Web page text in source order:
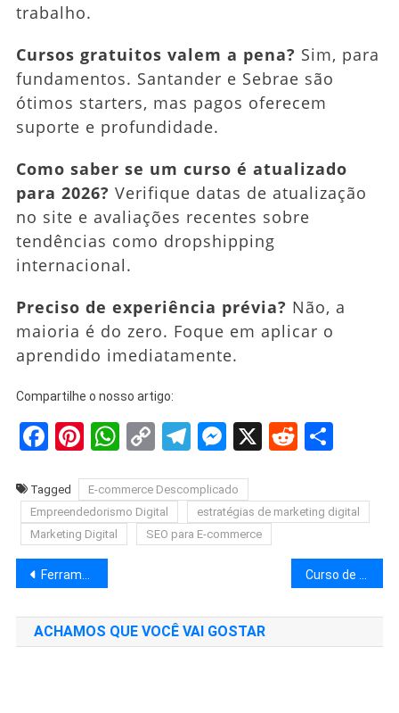
trabalho.
Cursos gratuitos valem a pena? Sim, para
fundamentos. Santander e Sebrae são
ótimos starters, mas pagos oferecem
suporte e profundidade.
Como saber se um curso é atualizado
para 2026? Verifique datas de atualização
no site e avaliações recentes sobre
tendências como dropshipping
internacional.
Preciso de experiência prévia? Não, a
maioria é do zero. Foque em aplicar o
aprendido imediatamente.
Compartilhe o nosso artigo:
Facebook
Pinterest
WhatsApp
CopyTelegram
Messenger
X Reddit
Tagged
E-commerce Descomplicado
Empreendedorismo Digital
estratégias de marketing digital
Marketing Digital
SEO para E-commerce
Navegação
de
Post
Ferramenta de Email Marketing: Conheça as 12 Melhores
ACHAMOS QUE VOCÊ VAI GOSTAR